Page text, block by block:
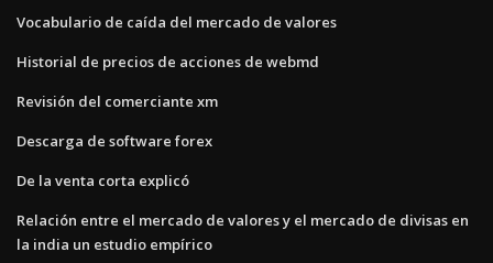
Vocabulario de caída del mercado de valores
Historial de precios de acciones de webmd
Revisión del comerciante xm
Descarga de software forex
De la venta corta explicó
Relación entre el mercado de valores y el mercado de divisas en
la india un estudio empírico